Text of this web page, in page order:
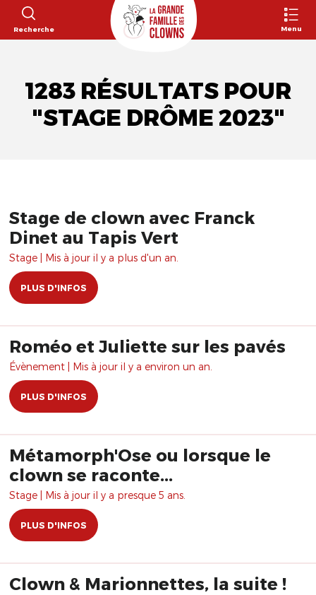
Recherche Menu
1283 RÉSULTATS POUR
"STAGE DRÔME 2023"
Stage de clown avec Franck
Dinet au Tapis Vert
Stage | Mis à jour il y a plus d'un an.
PLUS D'INFOS
Roméo et Juliette sur les pavés
Évènement | Mis à jour il y a environ un an.
PLUS D'INFOS
Métamorph'Ose ou lorsque le
clown se raconte...
Stage | Mis à jour il y a presque 5 ans.
PLUS D'INFOS
Clown & Marionnettes, la suite !